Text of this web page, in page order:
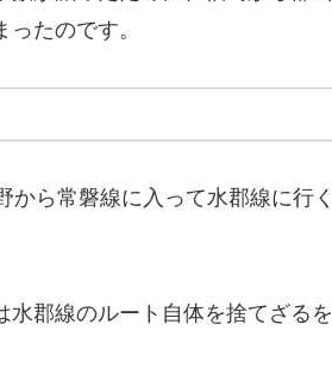
たのです。
ら常磐線に入って水郡線に行く
郡線のルート自体を捨てざるを